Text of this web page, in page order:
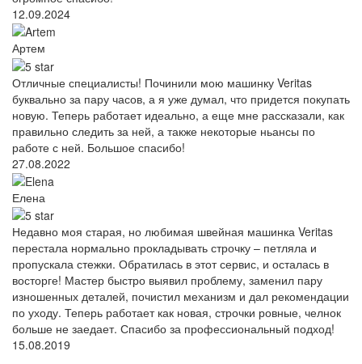
12.09.2024
Артем
Отличные специалисты! Починили мою машинку Veritas
буквально за пару часов, а я уже думал, что придется покупать
новую. Теперь работает идеально, а еще мне рассказали, как
правильно следить за ней, а также некоторые ньансы по
работе с ней. Большое спасибо!
27.08.2022
Елена
Недавно моя старая, но любимая швейная машинка Veritas
перестала нормально прокладывать строчку – петляла и
пропускала стежки. Обратилась в этот сервис, и осталась в
восторге! Мастер быстро выявил проблему, заменил пару
изношенных деталей, почистил механизм и дал рекомендации
по уходу. Теперь работает как новая, строчки ровные, челнок
больше не заедает. Спасибо за профессиональный подход!
15.08.2019